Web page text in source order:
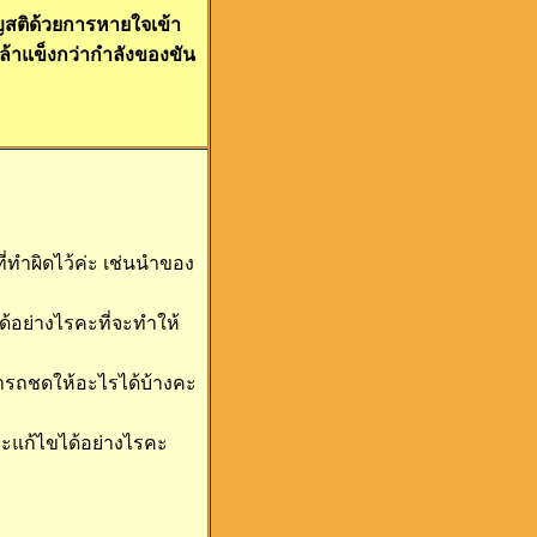
ติด้วยการหายใจเข้า
าแข็งกว่ากำลังของขัน
ำผิดไว้ค่ะ เช่นนำของ
อย่างไรคะที่จะทำให้
ถชดให้อะไรได้บ้างคะ
แก้ไขได้อย่างไรคะ